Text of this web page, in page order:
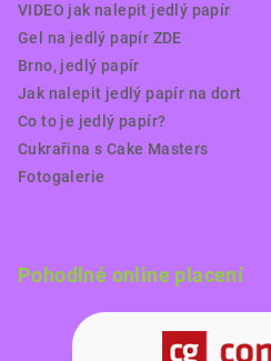
VIDEO jak nalepit jedlý papír
Gel na jedlý papír ZDE
Brno, jedlý papír
Jak nalepit jedlý papír na dort
Co to je jedlý papír?
Cukrařina s Cake Masters
Fotogalerie
Pohodlné online placení